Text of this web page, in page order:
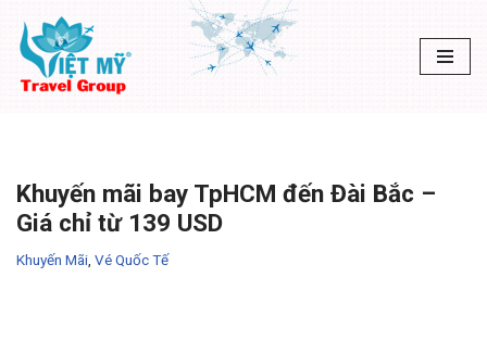
Chuyển
tới
Khuyến mãi bay TpHCM đến Đài Bắc –
Giá chỉ từ 139 USD
Khuyến Mãi Vé Quốc Tế